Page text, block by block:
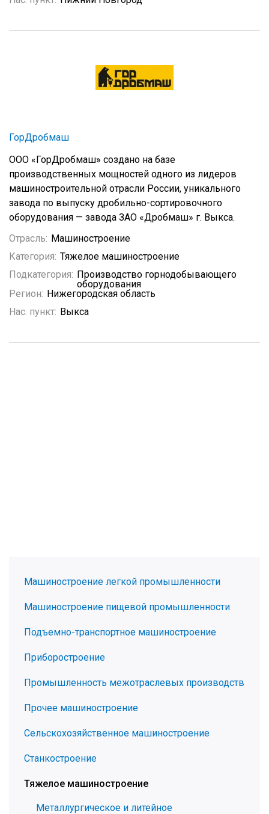
ГорДробмаш
ООО «ГорДробмаш» создано на базе
производственных мощностей одного из лидеров
машиностроительной отрасли России, уникального
завода по выпуску дробильно-сортировочного
оборудования — завода ЗАО «Дробмаш» г. Выкса.
Отрасль: Машиностроение
Категория: Тяжелое машиностроение
Подкатегория: Производство горнодобывающего
оборудования
Регион: Нижегородская область
Нас. пункт: Выкса
Машиностроение легкой промышленности
Машиностроение пищевой промышленности
Подъемно-транспортное машиностроение
Приборостроение
Промышленность межотраслевых производств
Прочее машиностроение
Сельскохозяйственное машиностроение
Станкостроение
Тяжелое машиностроение
Металлургическое и литейное